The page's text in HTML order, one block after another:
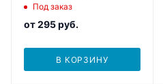
Под заказ
от295 руб.
В КОРЗИНУ